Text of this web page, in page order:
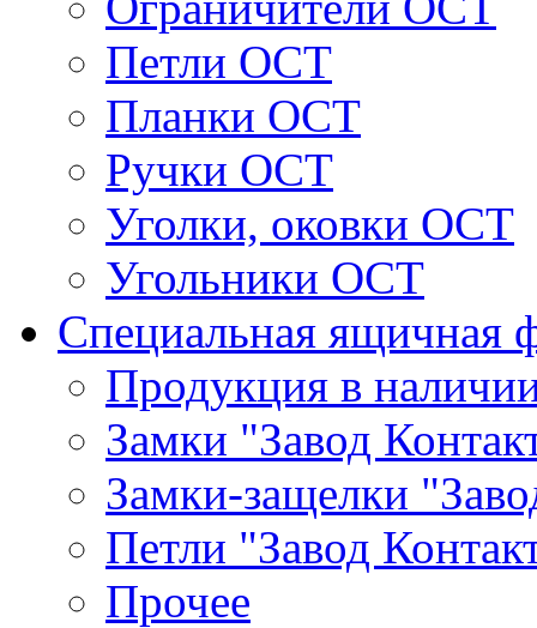
Петли ОСТ
Планки ОСТ
Ручки ОСТ
Уголки, оковки ОСТ
Угольники ОСТ
Специальная ящичная
Продукция в
Замки "Завод
Замки-защелки
Петли "Завод
Прочее